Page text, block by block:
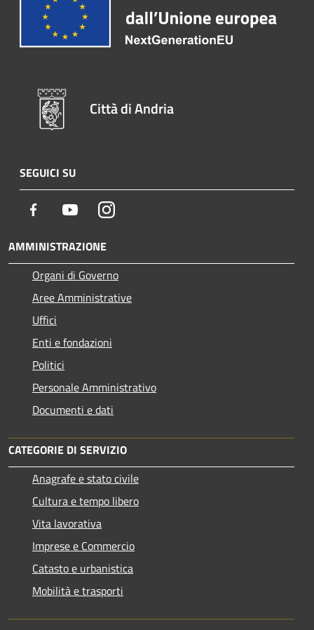
Città di Andria
SEGUICI SU
Facebook YoutubeInstagram
AMMINISTRAZIONE
Organi di Governo
Aree Amministrative
Uffici
Enti e fondazioni
Politici
Personale Amministrativo
Documenti e dati
CATEGORIE DI SERVIZIO
Anagrafe e stato civile
Cultura e tempo libero
Vita lavorativa
Imprese e Commercio
Catasto e urbanistica
Mobilità e trasporti